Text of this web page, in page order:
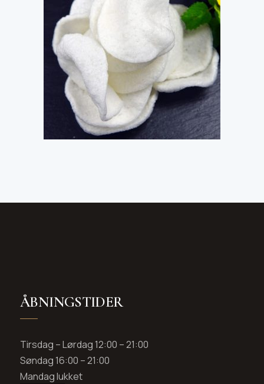
ÅBNINGSTIDER
Tirsdag – Lørdag 12:00 – 21:00
Søndag 16:00 – 21:00
Mandag lukket